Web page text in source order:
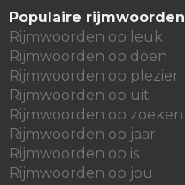
Populaire rijmwoorden
Rijmwoorden op leuk
Rijmwoorden op doen
Rijmwoorden op plezier
Rijmwoorden op uit
Rijmwoorden op zoeken
Rijmwoorden op jaar
Rijmwoorden op is
Rijmwoorden op jou